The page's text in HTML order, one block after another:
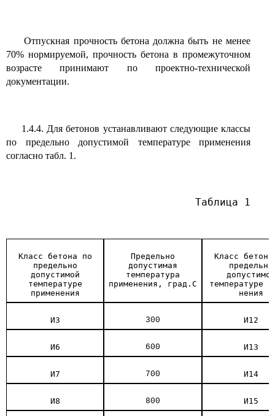
Отпускная прочность бетона должна быть не менее
70% нормируемой, прочность бетона в промежуточном
возрасте принимают по проектно-технической
документации.
1.4.4. Для бетонов устанавливают следующие классы
по предельно допустимой температуре применения
согласно табл. 1.
Таблица 1
Класс бетона по
предельно
допустимой
температуре
применения
Предельно
допустимая
температура
применения, град.С
Класс
предельно
допустимой
температуре
нения
И3 300 И12
И6 600 И13
И7 700 И14
И8 800 И15